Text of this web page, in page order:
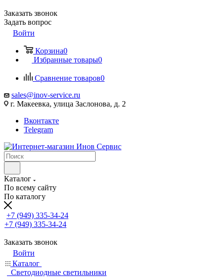
Заказать звонок
Задать вопрос
Войти
Корзина0
Избранные товары0
Сравнение товаров0
sales@inov-service.ru
г. Макеевка, улица Заслонова, д. 2
Вконтакте
Telegram
Каталог
По всему сайту
По каталогу
+7 (949) 335-34-24
+7 (949) 335-34-24
Заказать звонок
Войти
Каталог
Светодиодные светильники